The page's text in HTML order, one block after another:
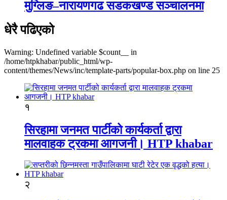
मुग्लिङ–नारायणगढ सडकखण्ड सञ्चालनमा
धेरै पढिएको
Warning: Undefined variable $count__ in
/home/htpkhabar/public_html/wp-
content/themes/News/inc/template-parts/popular-box.php on line 25
१
सिरहामा जनमत पार्टीको कार्यकर्ता द्वारा
मालवाहक ट्रकमा आगजनी। HTP khabar
२